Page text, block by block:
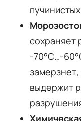
сохраняет
-70°C…-
выдержит